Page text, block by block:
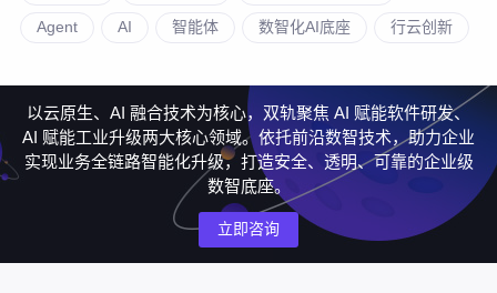
Agent AI 智能体 数智化AI底座 行云创新
以云原生、AI 融合技术为核心，双轨聚焦 AI 赋能软件研发、
AI 赋能工业升级两大核心领域。依托前沿数智技术，助力企业
实现业务全链路智能化升级，打造安全、透明、可靠的企业级
数智底座。
立即咨询